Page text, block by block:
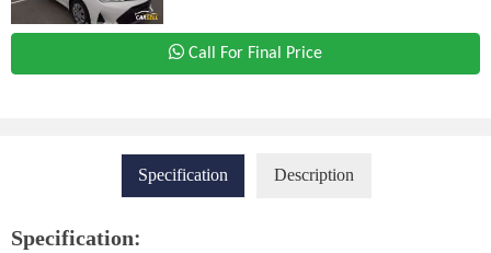
Call For Final Price
Specification Description
Specification: